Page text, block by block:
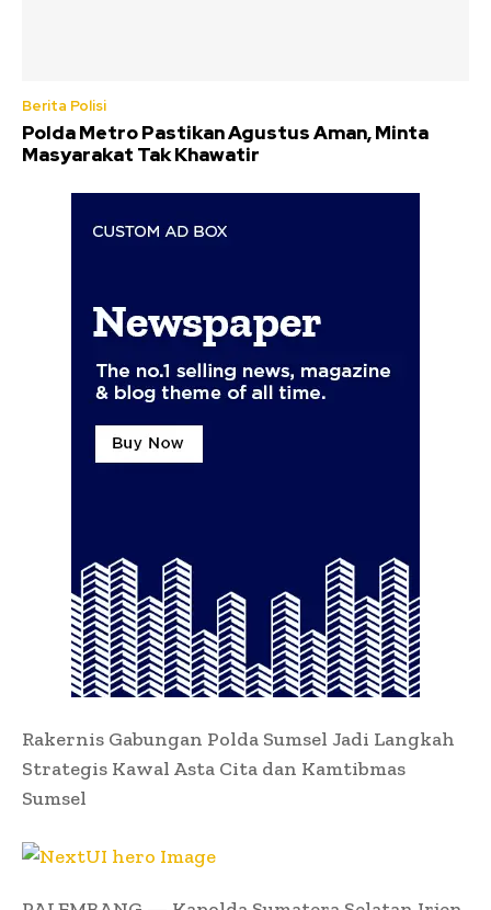
Berita Polisi
Polda Metro Pastikan Agustus Aman, Minta
Masyarakat Tak Khawatir
Rakernis Gabungan Polda Sumsel Jadi Langkah
Strategis Kawal Asta Cita dan Kamtibmas
Sumsel